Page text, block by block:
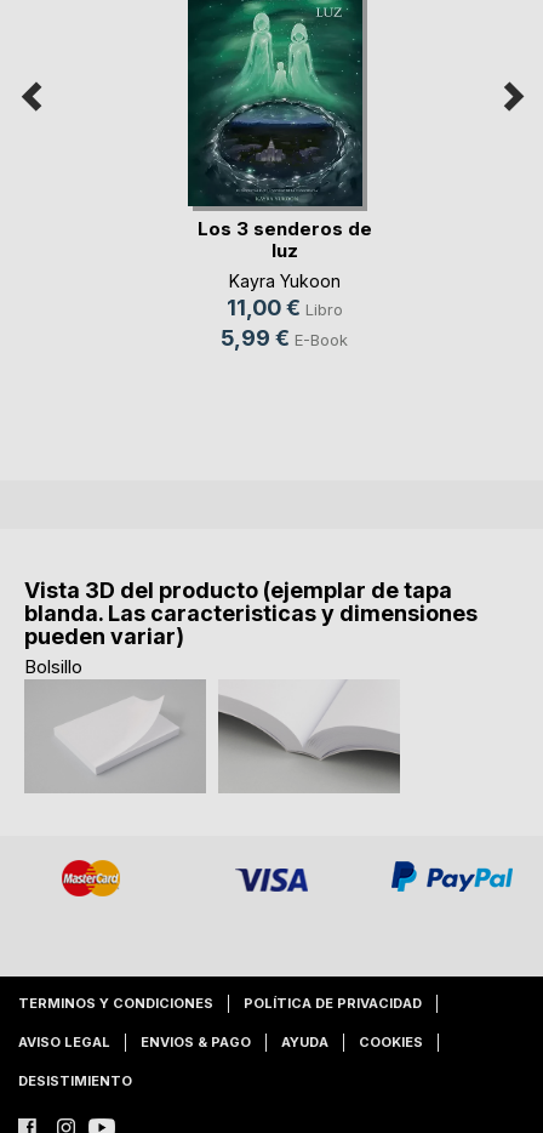
Los 3 senderos de
luz
Kayra Yukoon
11,00 € Libro
5,99 € E-Book
Vista 3D del producto (ejemplar de tapa
blanda. Las caracteristicas y dimensiones
pueden variar)
Bolsillo
TERMINOS Y CONDICIONES POLÍTICA DE PRIVACIDAD
AVISO LEGAL ENVIOS & PAGO AYUDA COOKIES
DESISTIMIENTO